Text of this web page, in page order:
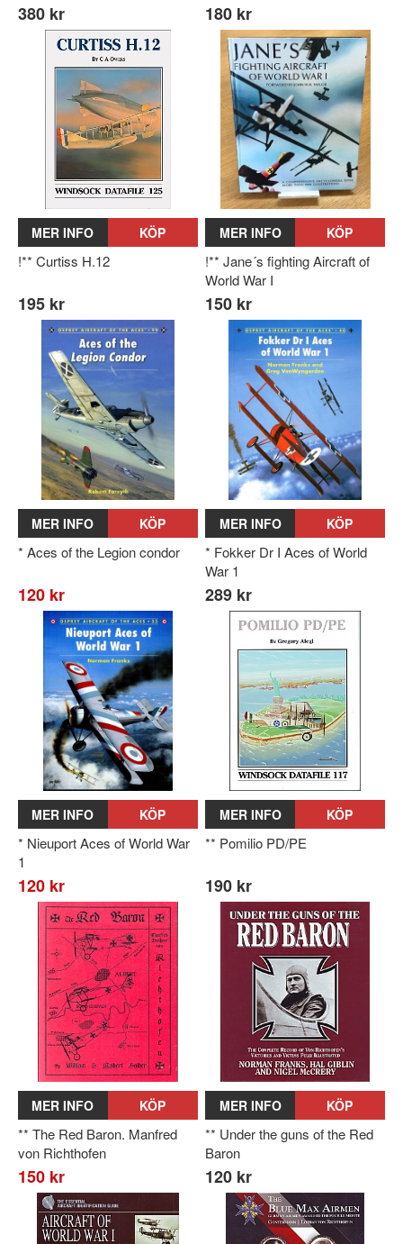
380 kr 180 kr
MER INFO KÖP
!** Curtiss H.12
195 kr
MER INFO KÖP
!** Jane´s fighting Aircraft of
World War I
150 kr
MER INFO KÖP
* Aces of the Legion condor
120 kr
MER INFO KÖP
* Fokker Dr I Aces of World
War 1
289 kr
MER INFO KÖP
* Nieuport Aces of World War
1
120 kr
MER INFO KÖP
** Pomilio PD/PE
190 kr
MER INFO KÖP
** The Red Baron. Manfred
von Richthofen
150 kr
MER INFO KÖP
** Under the guns of the Red
Baron
120 kr